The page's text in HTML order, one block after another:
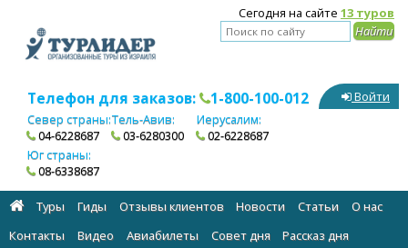
Сегодня на сайте 13 туров
Телефон для заказов: 1-800-100-012
Север страны:
04-6228687
Тель-Авив:
03-6280300
Иерусалим:
02-6228687
Юг страны:
08-6338687
Войти
Туры Гиды Отзывы клиентов Новости Статьи
О нас
Контакты
Видео Авиабилеты Cовет дня Рассказ дня